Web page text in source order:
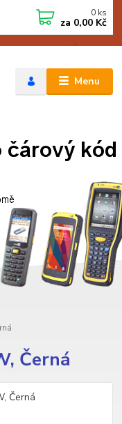
Menu
0 ks
za 0,00 Kč
Černá